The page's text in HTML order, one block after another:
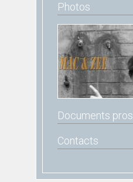
Photos
Documents pros
Contacts